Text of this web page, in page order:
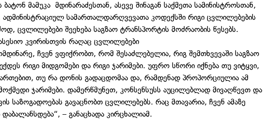
ბატონ მამუკა მდინარაძესთან, ასევე შინაგან საქმეთა სამინისტროსთან,
სამართალდარღვევათა კოდექსში რიგი ცვლილებების
ცვლილებები შეეხება საგზაო ტრანსპორტის მოძრაობის წესებს.
კვირისთვის რაღაც ცვლილებები
ჩვენ ვფიქრობთ, რომ შესაძლებელია, რიგ შემთხვევაში საგზაო
რიგი მიდგომები და რიგი ჯარიმები. უფრო სწორი იქნება თუ ვიტყვი,
თუ რა დონის გადაცდომაა და, რამდენად პროპორციულია ამ
ჯარიმები. დამერწმუნეთ, კონსენსუსს აუცილებლად მივაღწევთ და
საზოგადოებას გავაცნობთ ცვლილებებს. რაც მთავარია, ჩვენ ამაზე
– განაცხადა კირცხალიამ.